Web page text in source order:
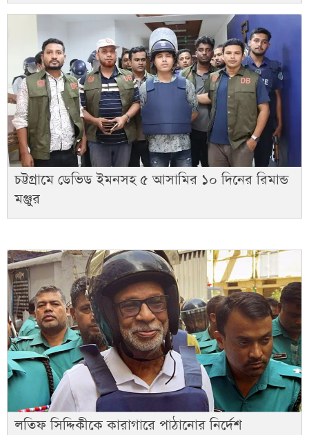
চট্টগ্রামে ডেভিড ইমনসহ ৫ আসামির ১০ দিনের রিমান্ড
মঞ্জুর
লতিফ সিদ্দিকীকে কারাগারে পাঠানোর নির্দেশ